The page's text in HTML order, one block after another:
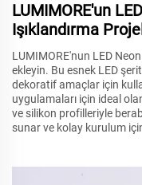
LUMIMORE'un
Işıklandırma
LUMIMORE'nun LED
ekleyin. Bu esnek LED
dekoratif amaçlar için
uygulamaları için ideal
ve silikon profilleriyle
sunar ve kolay kurulum